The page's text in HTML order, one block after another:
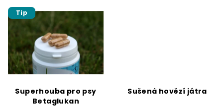
Tip
Superhouba pro psy
Betaglukan
Sušená hovězí játra